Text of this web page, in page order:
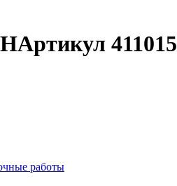
Артикул 411015
работы